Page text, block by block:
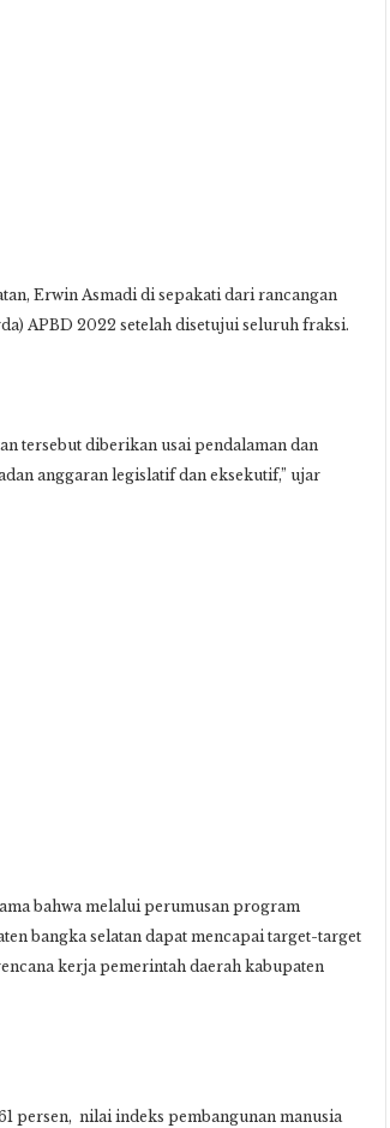
Erwin Asmadi di sepakati dari rancangan
APBD 2022 setelah disetujui seluruh fraksi.
tersebut diberikan usai pendalaman dan
anggaran legislatif dan eksekutif,” ujar
bahwa melalui perumusan program
bangka selatan dapat mencapai target-target
kerja pemerintah daerah kabupaten
persen, nilai indeks pembangunan manusia